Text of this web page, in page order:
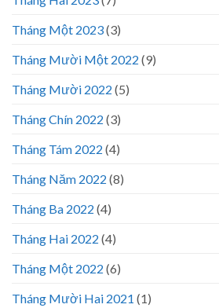
Tháng Một 2023(3)
Tháng Mười Một 2022 (9)
Tháng Mười 2022 (5)
Tháng Chín 2022 (3)
Tháng Tám 2022 (4)
Tháng Năm 2022 (8)
Tháng Ba 2022 (4)
Tháng Hai 2022 (4)
Tháng Một 2022 (6)
Tháng Mười Hai 2021 (1)